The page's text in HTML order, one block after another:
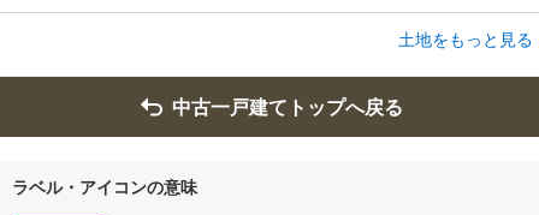
鹿児島市吉野町
660万円
土地をもっと見る
中古一戸建てトップへ戻る
ラベル・アイコンの意味